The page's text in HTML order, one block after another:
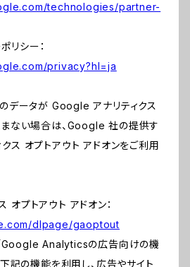
technologies/partner-
リシー：
privacy?hl=ja
データが Google アナリティクス
ない場合は、Google 社の提供す
ス オプトアウト アドオンをご利用
プトアウト アドオン：
dlpage/gaoptout
「Google Analyticsの広告向けの機
下記の機能を利用し、広告やサイト